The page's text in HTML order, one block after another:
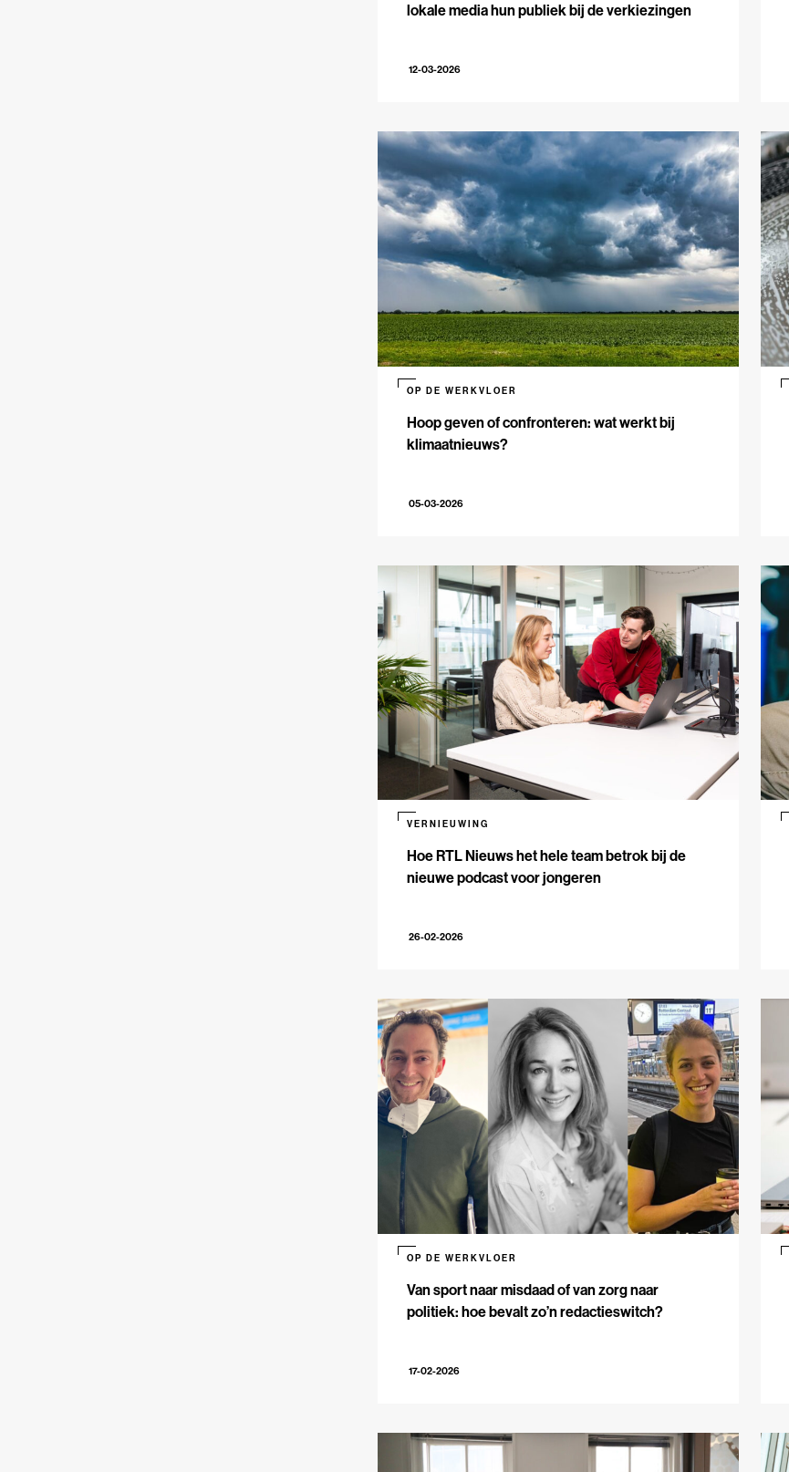
lokale media hun publiek bij de verkiezingen
12-03-2026
Hoop geven of confronteren: wat werkt bij
klimaatnieuws?
OP DE WERKVLOER
05-03-2026
Hoe RTL Nieuws het hele team betrok bij de
nieuwe podcast voor jongeren
VERNIEUWING
26-02-2026
Van sport naar misdaad of van zorg naar
politiek: hoe bevalt zo’n redactieswitch?
OP DE WERKVLOER
17-02-2026